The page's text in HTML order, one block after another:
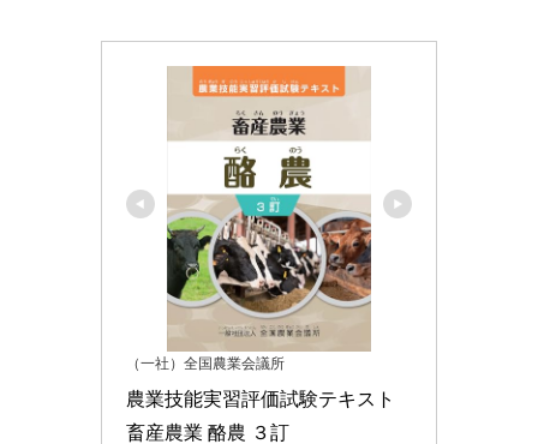
（一社）全国農業会議所
農業技能実習評価試験テキスト
畜産農業 酪農 ３訂